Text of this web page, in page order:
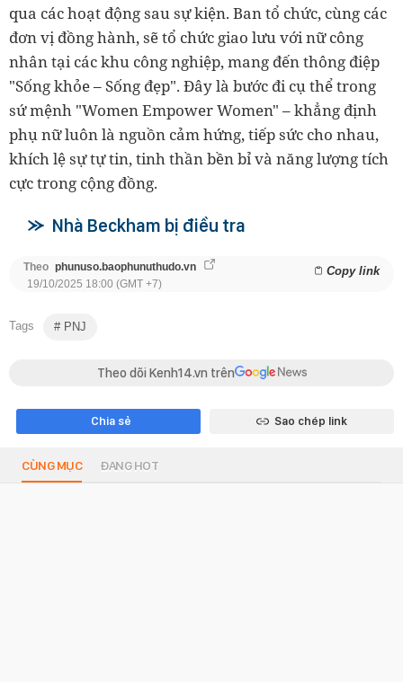
qua các hoạt động sau sự kiện. Ban tổ chức, cùng các
đơn vị đồng hành, sẽ tổ chức giao lưu với nữ công
nhân tại các khu công nghiệp, mang đến thông điệp
"Sống khỏe – Sống đẹp". Đây là bước đi cụ thể trong
sứ mệnh "Women Empower Women" – khẳng định
phụ nữ luôn là nguồn cảm hứng, tiếp sức cho nhau,
khích lệ sự tự tin, tinh thần bền bỉ và năng lượng tích
cực trong cộng đồng.
Nhà Beckham bị điều tra
Theo phunuso.baophunuthudo.vn Copy link
19/10/2025 18:00 (GMT +7)
Tags PNJ
Theo dõi Kenh14.vn trên
Chia sẻ Sao chép link
CÙNG MỤC ĐANG HOT